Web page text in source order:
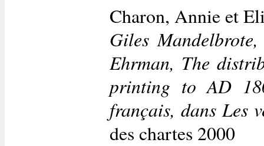
Charon, Annie et
Giles
Ehrman, The
printing to AD
français, dans Les
des chartes 2000